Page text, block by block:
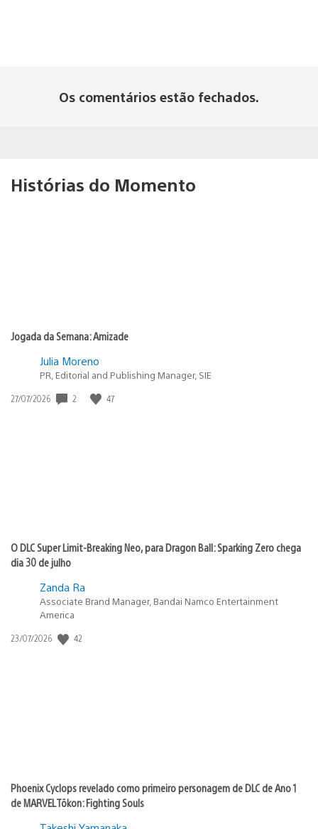
Os comentários estão fechados.
Histórias do Momento
Jogada da Semana: Amizade
Julia Moreno
PR, Editorial and Publishing Manager, SIE
Data
27/07/2026 2 47
O DLC Super Limit-Breaking Neo, para Dragon Ball: Sparking Zero chega
dia 30 de julho
Zanda Ra
Associate Brand Manager, Bandai Namco Entertainment
America
Data
23/07/2026 42
Phoenix Cyclops revelado como primeiro personagem de DLC de Ano 1
de MARVEL Tōkon: Fighting Souls